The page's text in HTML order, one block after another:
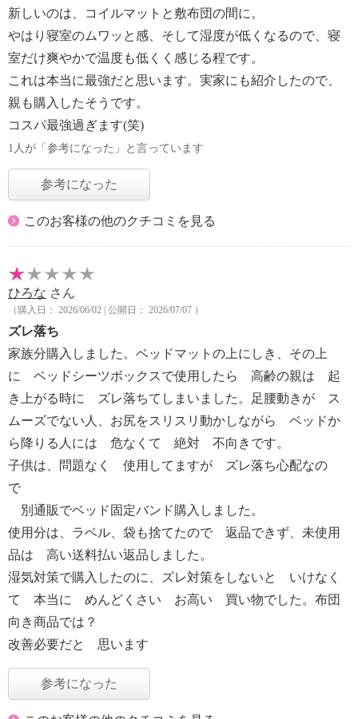
新しいのは、コイルマットと敷布団の間に。
やはり寝室のムワッと感、そして湿度が低くなるので、寝
室だけ爽やかで温度も低くく感じる程です。
これは本当に最強だと思います。実家にも紹介したので、
親も購入したそうです。
コスパ最強過ぎます(笑)
1人が「参考になった」と言っています
参考になった
このお客様の他のクチコミを見る
ひろな さん
（購入日： 2026/06/02 | 公開日： 2026/07/07 ）
ズレ落ち
家族分購入しました。ベッドマットの上にしき、その上
に ベッドシーツボックスで使用したら 高齢の親は 起
き上がる時に ズレ落ちてしまいました。足腰動きが ス
ムーズでない人、お尻をスリスリ動かしながら ベッドか
ら降りる人には 危なくて 絶対 不向きです。
子供は、問題なく 使用してますが ズレ落ち心配なの
で
別通販でベッド固定バンド購入しました。
使用分は、ラベル、袋も捨てたので 返品できず、未使用
品は 高い送料払い返品しました。
湿気対策で購入したのに、ズレ対策をしないと いけなく
て 本当に めんどくさい お高い 買い物でした。布団
向き商品では？
改善必要だと 思います
参考になった